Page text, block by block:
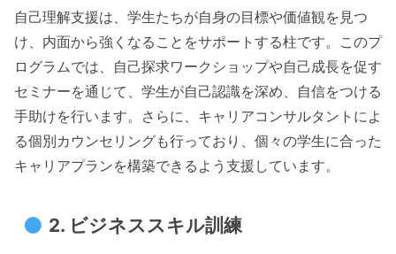
自己理解支援は、学生たちが自身の目標や価値観を見つ
け、内面から強くなることをサポートする柱です。このプ
ログラムでは、自己探求ワークショップや自己成長を促す
セミナーを通じて、学生が自己認識を深め、自信をつける
手助けを行います。さらに、キャリアコンサルタントによ
る個別カウンセリングも行っており、個々の学生に合った
キャリアプランを構築できるよう支援しています。
2. ビジネススキル訓練